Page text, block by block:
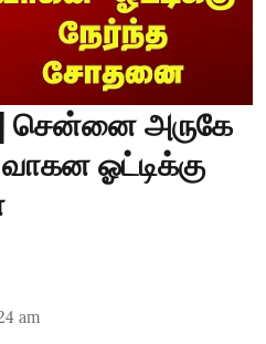
சென்னை அருகே
ஓட்டிக்கு
am